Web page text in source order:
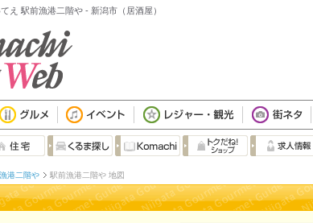
え 駅前漁港二階や - 新潟市（居酒屋）
港二階や 駅前漁港二階や 地図